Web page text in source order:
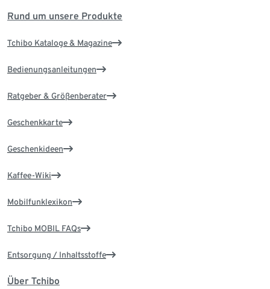
Rund um unsere Produkte
Tchibo Kataloge & Magazine
Bedienungsanleitungen
Ratgeber & Größenberater
Geschenkkarte
Geschenkideen
Kaffee-Wiki
Mobilfunklexikon
Tchibo MOBIL FAQs
Entsorgung / Inhaltsstoffe
Über Tchibo